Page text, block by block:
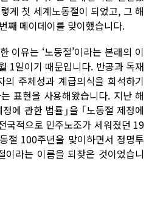
게 첫 세계노동절이 되었고, 그 해
째 메이데이를 맞이했습니다.
이유는 ‘노동절’이라는 본래의 이
1일이기 때문입니다. 반공과 독재
주체성과 계급의식을 희석하기
는 표현을 사용해왔습니다. 지난 해
에 관한 법률｣을 ｢노동절 제정에
국적으로 민주노조가 세워졌던 19
절 100주년을 맞이하면서 정명투
라는 이름을 되찾은 것이었습니